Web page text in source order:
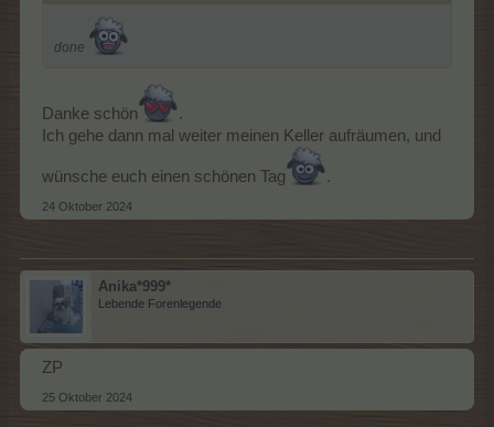
done
Danke schön
.
Ich gehe dann mal weiter meinen Keller aufräumen, und
wünsche euch einen schönen Tag .
24 Oktober 2024
Anika*999*
Lebende Forenlegende
ZP
25 Oktober 2024